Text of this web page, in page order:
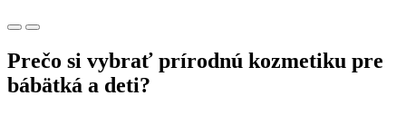
Prečo si vybrať prírodnú kozmetiku pre
bábätká a deti?